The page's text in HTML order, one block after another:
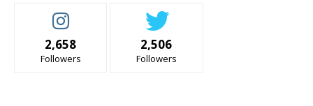
2,658
Followers
2,506
Followers